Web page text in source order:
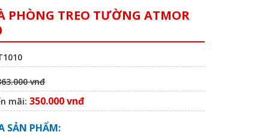
PHÒNG TREO TƯỜNG ATMOR
vnđ
mãi:350.000 vnđ
SẢN PHẨM: